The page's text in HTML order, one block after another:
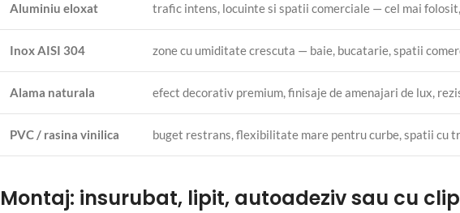
Aluminiu eloxat trafic intens, locuinte si spatii comerciale — cel mai
Inox AISI 304 zone cu umiditate crescuta — baie, bucatarie, spatii
Alama naturala efect decorativ premium, finisaje de amenajari de lux,
PVC / rasina vinilica buget restrans, flexibilitate mare pentru curbe, spatii cu
Montaj: insurubat, lipit, autoadeziv sau cu